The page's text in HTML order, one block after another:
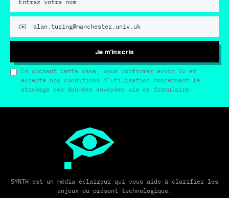
Je m'inscris
En cochant cette case, vous confirmez avoir lu et
accepté nos conditions d’utilisation concernant le
stockage des données envoyées via ce formulaire.
SYNTH est un média éclaireur qui vous aide à clarifier les
enjeux du présent technologique.